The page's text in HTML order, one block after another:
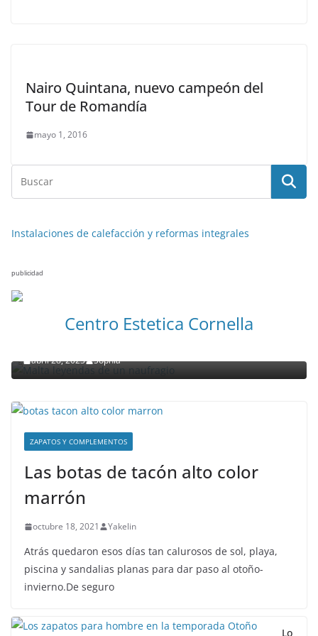
Nairo Quintana, nuevo campeón del
Tour de Romandía
mayo 1, 2016
Instalaciones de calefacción y reformas integrales
publicidad
Centro Estetica Cornella
abril 28, 2023 Sophia
ZAPATOS Y COMPLEMENTOS
Las botas de tacón alto color
marrón
octubre 18, 2021 Yakelin
Atrás quedaron esos días tan calurosos de sol, playa,
piscina y sandalias planas para dar paso al otoño-
invierno.De seguro
Lo